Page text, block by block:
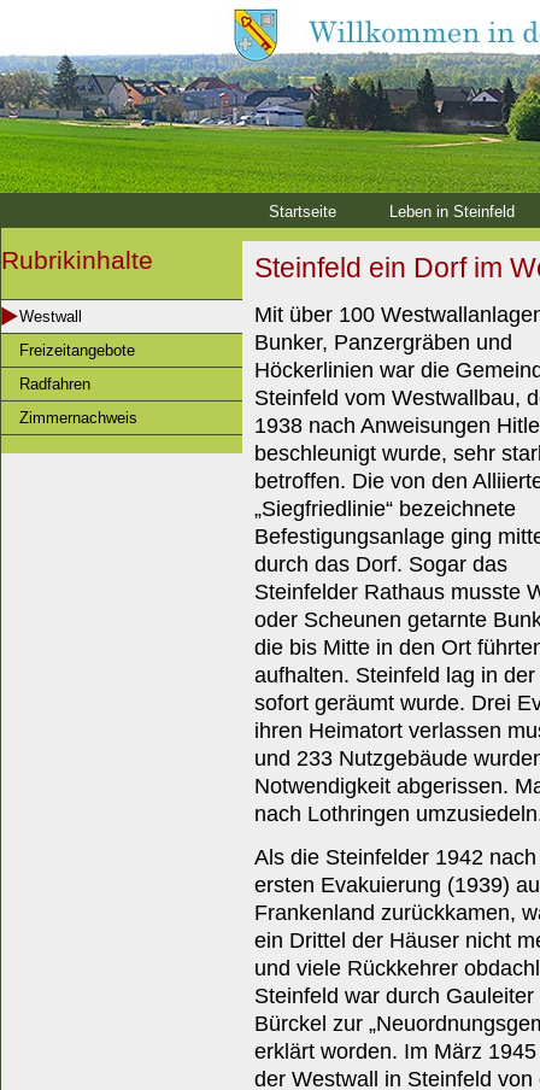
Startseite Leben in Steinfeld
Rubrikinhalte
Westwall
Freizeitangebote
Radfahren
Zimmernachweis
Steinfeld ein Dorf im
Mit über 100
Bunker, Panzergräben und
Höckerlinien war die
Steinfeld vom Westwallbau,
1938 nach Anweisungen
beschleunigt wurde, sehr
betroffen. Die von den
„Siegfriedlinie“ bezeichnete
Befestigungsanlage ging
durch das Dorf. Sogar das
Steinfelder Rathaus musste
oder Scheunen getarnte
die bis Mitte in den Ort
aufhalten. Steinfeld lag in
sofort geräumt wurde. Drei
ihren Heimatort verlassen
und 233 Nutzgebäude
Notwendigkeit abgerissen.
nach Lothringen
Als die Steinfelder 1942
ersten Evakuierung (1939)
Frankenland zurückkamen,
ein Drittel der Häuser nicht
und viele Rückkehrer
Steinfeld war durch Gauleiter
Bürckel zur
erklärt worden. Im März
der Westwall in Steinfeld von